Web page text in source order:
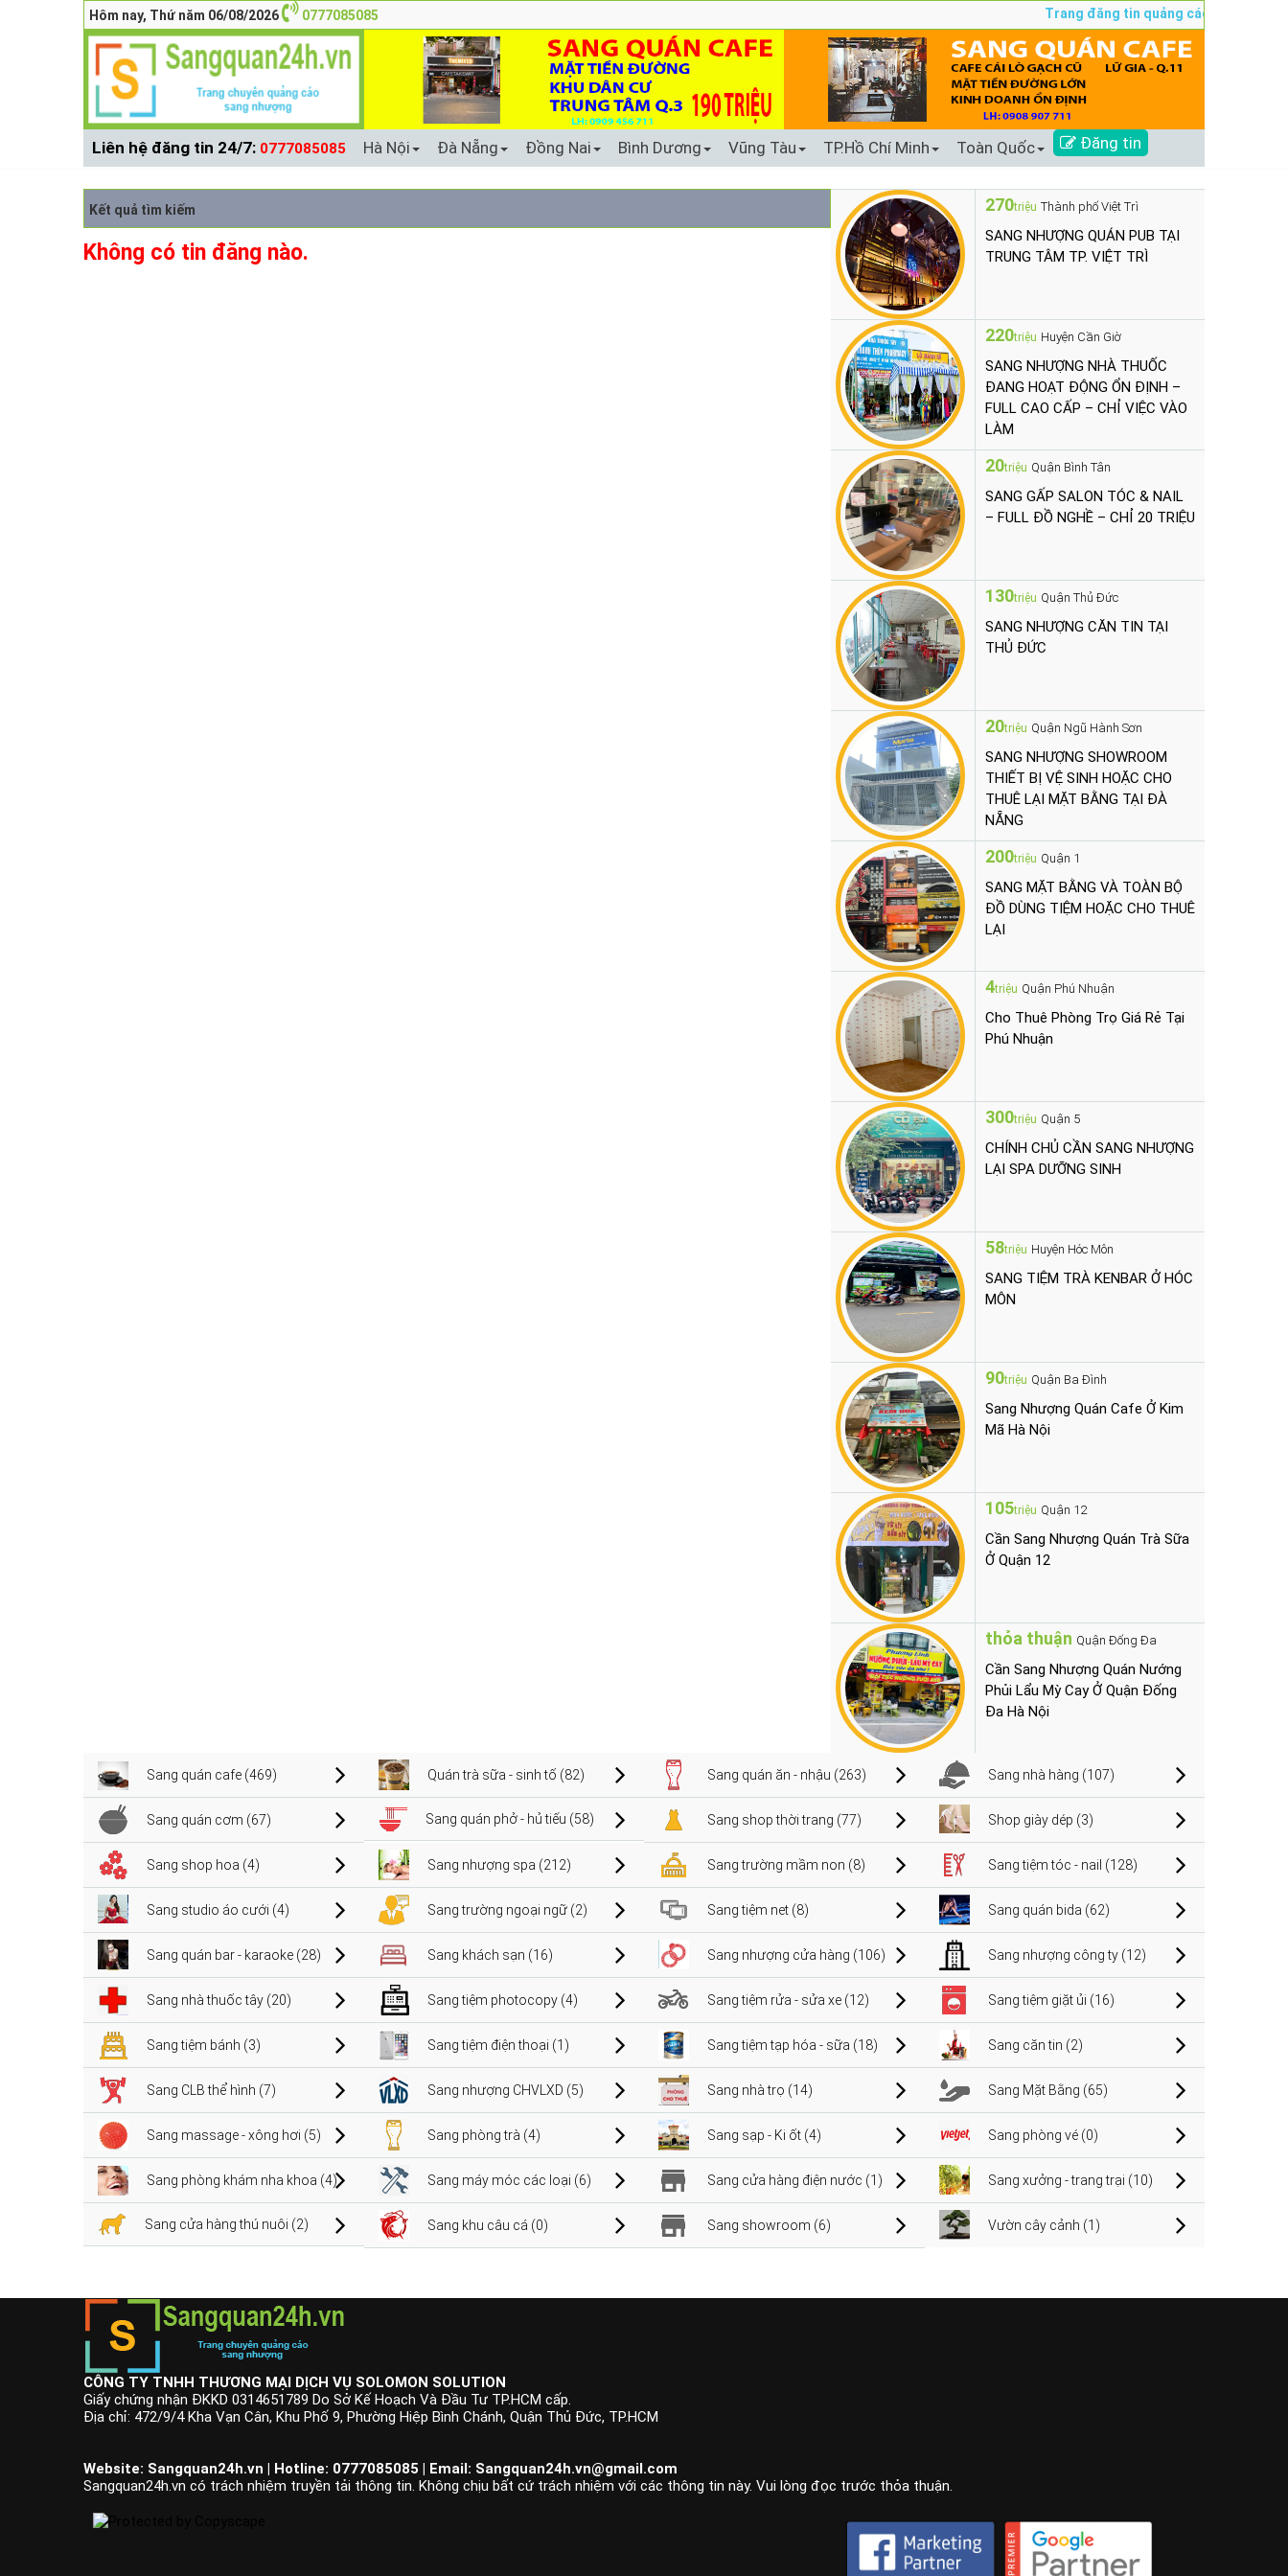
Hôm nay, Thứ năm 06/08/2026 0777085085 Trang đăng tin quảng cáo sang nhượng
Liên hệ đăng tin 24/7: 0777085085 Hà Nội Đà Nẵng Đồng Nai Bình Dương Vũng Tàu TP.Hồ Chí Minh Toàn Quốc Đăng tin
Kết quả tìm kiếm
Không có tin đăng nào.
270triệu Thành phố Việt Trì
SANG NHƯỢNG QUÁN PUB TẠI
TRUNG TÂM TP. VIỆT TRÌ
220triệu Huyện Cần Giờ
SANG NHƯỢNG NHÀ THUỐC
ĐANG HOẠT ĐỘNG ỔN ĐỊNH –
FULL CAO CẤP – CHỈ VIỆC VÀO
LÀM
20triệu Quận Bình Tân
SANG GẤP SALON TÓC & NAIL
– FULL ĐỒ NGHỀ – CHỈ 20 TRIỆU
130triệu Quận Thủ Đức
SANG NHƯỢNG CĂN TIN TẠI
THỦ ĐỨC
20triệu Quận Ngũ Hành Sơn
SANG NHƯỢNG SHOWROOM
THIẾT BỊ VỆ SINH HOẶC CHO
THUÊ LẠI MẶT BẰNG TẠI ĐÀ
NẴNG
200triệu Quận 1
SANG MẶT BẰNG VÀ TOÀN BỘ
ĐỒ DÙNG TIỆM HOẶC CHO THUÊ
LẠI
4triệu Quận Phú Nhuận
Cho Thuê Phòng Trọ Giá Rẻ Tại
Phú Nhuận
300triệu Quận 5
CHÍNH CHỦ CẦN SANG NHƯỢNG
LẠI SPA DƯỠNG SINH
58triệu Huyện Hóc Môn
SANG TIỆM TRÀ KENBAR Ở HÓC
MÔN
90triệu Quận Ba Đình
Sang Nhượng Quán Cafe Ở Kim
Mã Hà Nội
105triệu Quận 12
Cần Sang Nhượng Quán Trà Sữa
Ở Quận 12
thỏa thuận Quận Đống Đa
Cần Sang Nhượng Quán Nướng
Phủi Lẩu Mỳ Cay Ở Quận Đống
Đa Hà Nội
Sang quán cafe (469) Quán trà sữa - sinh tố (82) Sang quán ăn - nhậu (263) Sang nhà hàng (107)
Sang quán cơm (67) Sang quán phở - hủ tiếu (58) Sang shop thời trang (77) Shop giày dép (3)
Sang shop hoa (4) Sang nhượng spa (212) Sang trường mầm non (8) Sang tiệm tóc - nail (128)
Sang studio áo cưới (4) Sang trường ngoại ngữ (2) Sang tiệm net (8) Sang quán bida (62)
Sang quán bar - karaoke (28) Sang khách sạn (16) Sang nhượng cửa hàng (106) Sang nhượng công ty (12)
Sang nhà thuốc tây (20) Sang tiệm photocopy (4) Sang tiệm rửa - sửa xe (12) Sang tiệm giặt ủi (16)
Sang tiệm bánh (3) Sang tiệm điện thoại (1) Sang tiệm tạp hóa - sữa (18) Sang căn tin (2)
Sang CLB thể hình (7) Sang nhượng CHVLXD (5) Sang nhà trọ (14) Sang Mặt Bằng (65)
Sang massage - xông hơi (5) Sang phòng trà (4) Sang sạp - Ki ốt (4) Sang phòng vé (0)
Sang phòng khám nha khoa (4) Sang máy móc các loại (6) Sang cửa hàng điện nước (1) Sang xưởng - trang trại (10)
Sang cửa hàng thú nuôi (2) Sang khu câu cá (0) Sang showroom (6) Vườn cây cảnh (1)
CÔNG TY TNHH THƯƠNG MẠI DỊCH VỤ SOLOMON SOLUTION
Giấy chứng nhận ĐKKD 0314651789 Do Sở Kế Hoạch Và Đầu Tư TP.HCM cấp.
Địa chỉ: 472/9/4 Kha Vạn Cân, Khu Phố 9, Phường Hiệp Bình Chánh, Quận Thủ Đức, TP.HCM
Website: Sangquan24h.vn | Hotline: 0777085085 | Email: Sangquan24h.vn@gmail.com
Sangquan24h.vn có trách nhiệm truyền tải thông tin. Không chịu bất cứ trách nhiệm với các thông tin này. Vui lòng đọc trước thỏa thuận.